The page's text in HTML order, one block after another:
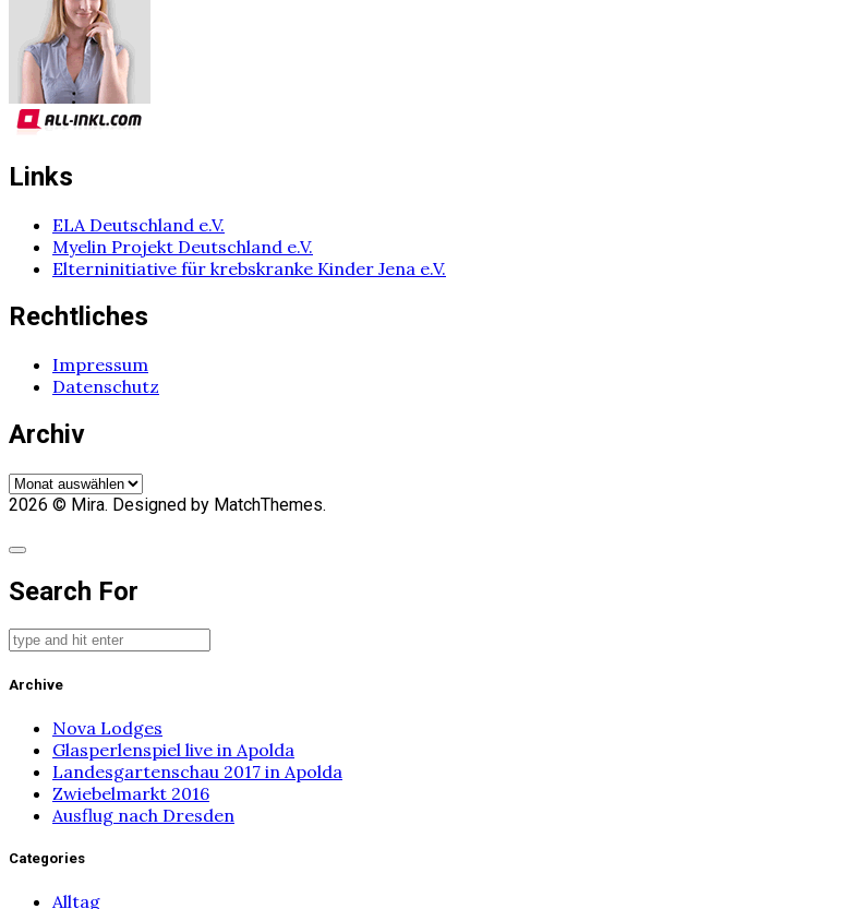
Links
ELA Deutschland e.V.
Myelin Projekt Deutschland e.V.
Elterninitiative für krebskranke Kinder Jena e.V.
Rechtliches
Impressum
Datenschutz
Archiv
Archiv
2026 © Mira. Designed by MatchThemes.
Search For
Archive
Nova Lodges
Glasperlenspiel live in Apolda
Landesgartenschau 2017 in Apolda
Zwiebelmarkt 2016
Ausflug nach Dresden
Categories
Alltag